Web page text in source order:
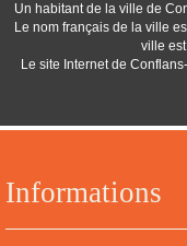
Informations
Un habitant de la ville de
Le nom français de la ville
ville
Le site Internet de